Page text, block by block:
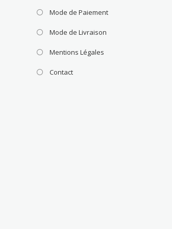
Mode de Paiement
Mode de Livraison
Mentions Légales
Contact